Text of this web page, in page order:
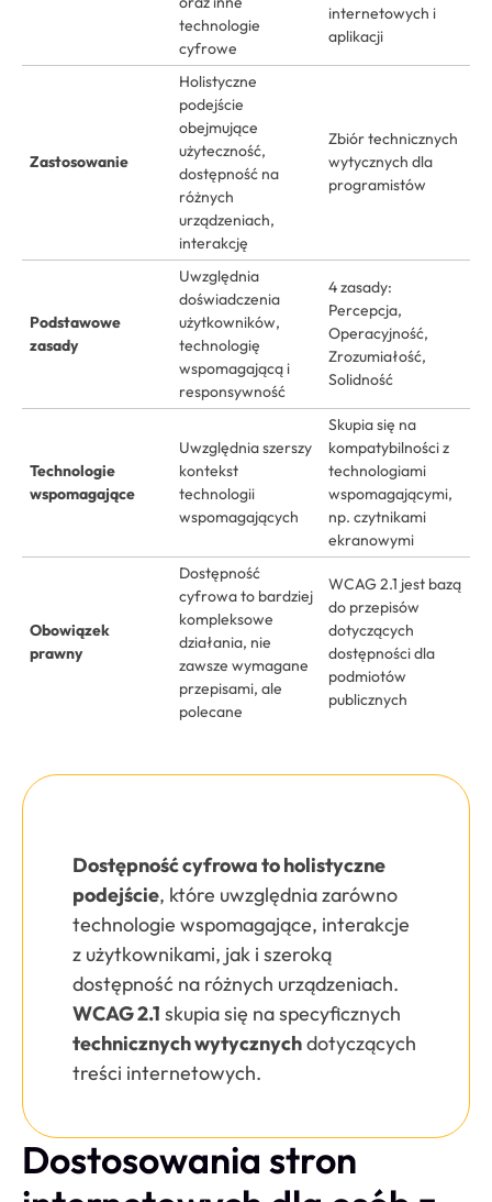
technologie
cyfrowe
internetowych i
aplikacji
Zastosowanie
Holistyczne
podejście
obejmujące
użyteczność,
dostępność na
różnych
urządzeniach,
interakcję
Zbiór technicznych
wytycznych dla
programistów
Podstawowe
zasady
Uwzględnia
doświadczenia
użytkowników,
technologię
wspomagającą i
responsywność
4 zasady:
Percepcja,
Operacyjność,
Zrozumiałość,
Solidność
Technologie
wspomagające
Uwzględnia szerszy
kontekst
technologii
wspomagających
Skupia się na
kompatybilności z
technologiami
wspomagającymi,
np. czytnikami
ekranowymi
Obowiązek
prawny
Dostępność
cyfrowa to bardziej
kompleksowe
działania, nie
zawsze wymagane
przepisami, ale
polecane
WCAG 2.1 jest bazą
do przepisów
dotyczących
dostępności dla
podmiotów
publicznych
Dostępność cyfrowa to holistyczne
podejście, które uwzględnia zarówno
technologie wspomagające, interakcje
z użytkownikami, jak i szeroką
dostępność na różnych urządzeniach.
WCAG 2.1 skupia się na specyficznych
technicznych wytycznychdotyczących
treści internetowych.
Dostosowania stron